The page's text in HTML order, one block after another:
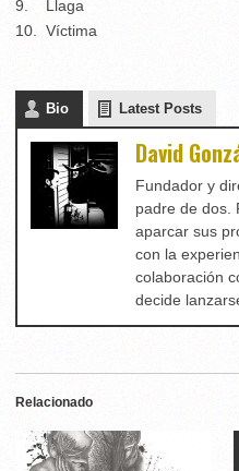
9. Llaga
10. Víctima
Bio Latest Posts
David
Fundador y
padre de dos.
aparcar sus
con la
colaboración
decide
Relacionado